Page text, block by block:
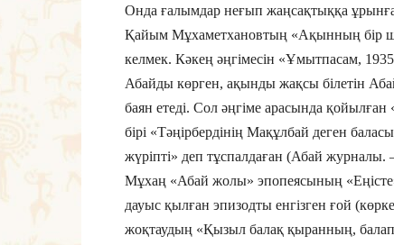
Онда ғалымдар неғып жаңсақтыққа
Қайым Мұхаметхановтың «Ақынның бір
келмек. Кәкең әңгімесін «Ұмытпасам,
Абайды көрген, ақынды жақсы білетін
баян етеді. Сол әңгіме арасында қойылған
бірі «Тәңірбердінің Мақұлбай деген
жүріпті» деп тұспалдаған (Абай
Мұхаң «Абай жолы» эпопеясының
дауыс қылған эпизодты енгізген ғой
жоқтаудың «Қызыл балақ қыранның,